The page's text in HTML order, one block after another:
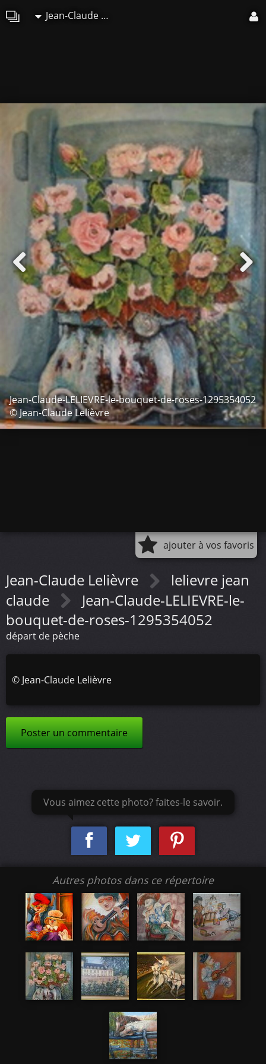
Jean-Claude Lelièvre
Jean-Claude-LELIEVRE-le-bouquet-de-roses-1295354052
© Jean-Claude Lelièvre
ajouter à vos favoris
Jean-Claude Lelièvre
lelievre jean
claude
Jean-Claude-LELIEVRE-le-
bouquet-de-roses-1295354052
départ de pèche
© Jean-Claude Lelièvre
Poster un commentaire
Vous aimez cette photo? faites-le savoir.
Autres photos dans ce répertoire